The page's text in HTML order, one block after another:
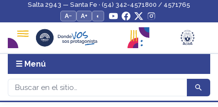
Salta 2943 — Santa Fe · (54) 342-4571800 / 4571765
A−
A+ ◐
☰ Menú